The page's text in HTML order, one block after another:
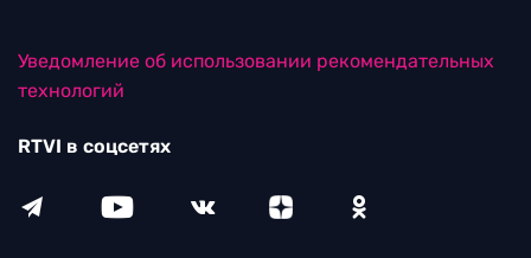
Уведомление об использовании рекомендательных
технологий
RTVI в соцсетях